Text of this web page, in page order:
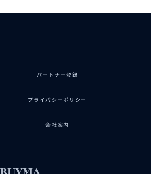
パートナー登録
プライバシーポリシー
会社案内